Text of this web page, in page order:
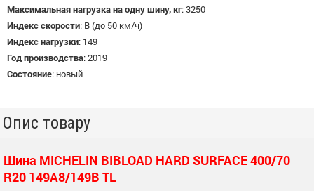
Максимальная нагрузка на одну шину, кг:3250
Индекс скорости: B (до 50 км/ч)
Индекс нагрузки: 149
Год производства:2019
Состояние: новый
Опис товару
Шина MICHELIN BIBLOAD HARD SURFACE 400/70
R20 149A8/149B TL